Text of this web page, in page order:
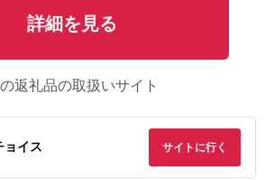
詳細を見る
返礼品の取扱いサイト
ョイス サイトに行く